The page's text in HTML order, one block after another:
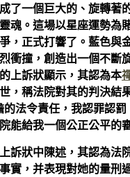
了一個巨大的、旋轉著
魂。這場以星座運勢為
，正式打響了。藍色與
衝撞，創造出一個不斷
上訴狀顯示，其認為本
，稱法院對其的判決結
的法令責任，我認罪認
能給我一個公正公平的
訴狀中陳述，其認為法
實，并表現對她的量刑